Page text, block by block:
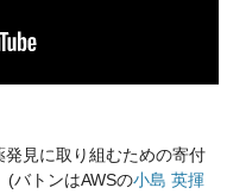
見に取り組むための寄付
(バトンはAWSの小島 英揮